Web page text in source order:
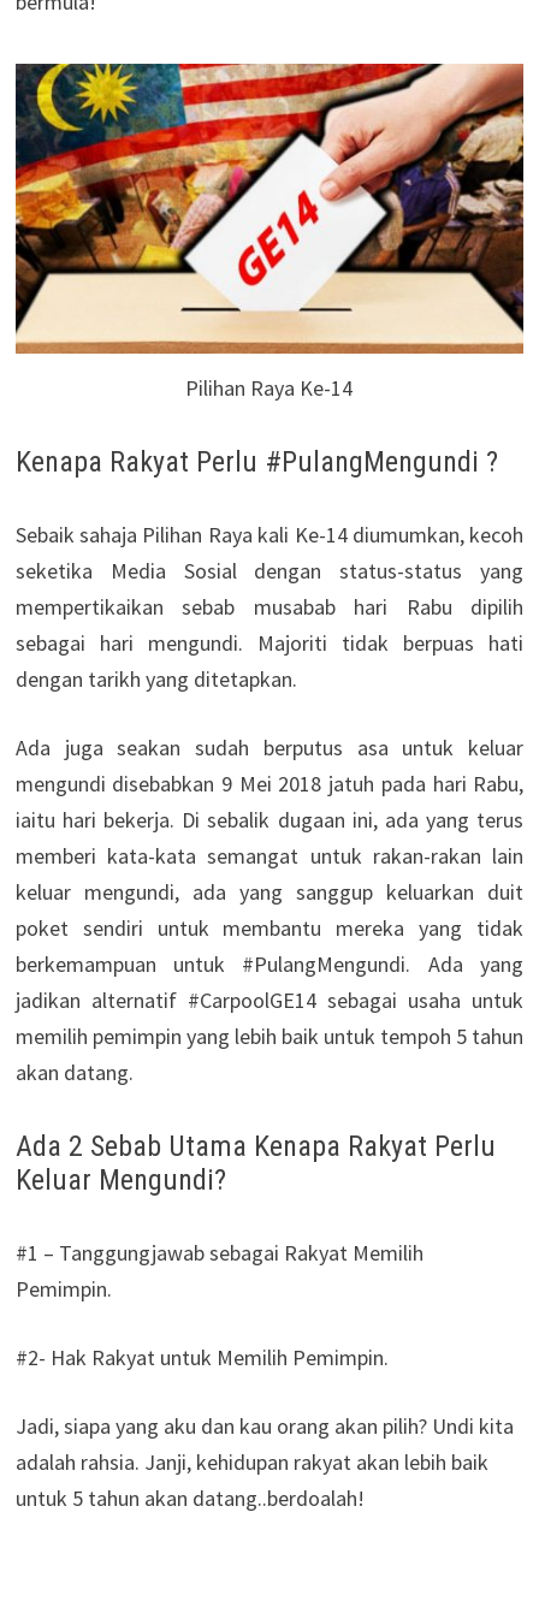
Pilihan Raya Ke-14
Kenapa Rakyat Perlu #PulangMengundi ?
Sebaik sahaja Pilihan Raya kali Ke-14 diumumkan, kecoh
seketika Media Sosial dengan status-status yang
mempertikaikan sebab musabab hari Rabu dipilih
sebagai hari mengundi. Majoriti tidak berpuas hati
dengan tarikh yang ditetapkan.
Ada juga seakan sudah berputus asa untuk keluar
mengundi disebabkan 9 Mei 2018 jatuh pada hari Rabu,
iaitu hari bekerja. Di sebalik dugaan ini, ada yang terus
memberi kata-kata semangat untuk rakan-rakan lain
keluar mengundi, ada yang sanggup keluarkan duit
poket sendiri untuk membantu mereka yang tidak
berkemampuan untuk #PulangMengundi. Ada yang
jadikan alternatif #CarpoolGE14 sebagai usaha untuk
memilih pemimpin yang lebih baik untuk tempoh 5 tahun
akan datang.
Ada 2 Sebab Utama Kenapa Rakyat Perlu
Keluar Mengundi?
#1 – Tanggungjawab sebagai Rakyat Memilih
Pemimpin.
#2- Hak Rakyat untuk Memilih Pemimpin.
Jadi, siapa yang aku dan kau orang akan pilih? Undi kita
adalah rahsia. Janji, kehidupan rakyat akan lebih baik
untuk 5 tahun akan datang..berdoalah!